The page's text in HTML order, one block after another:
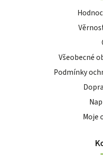
Všeobecné
Podmínky
Moje